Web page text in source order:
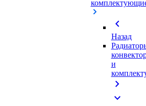
chevron_left
Назад
и
chevron_right
expand_more